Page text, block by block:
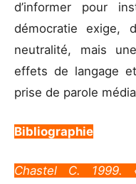
d’informer pour
démocratie exige,
neutralité, mais
effets de langage
prise de parole
Bibliographie
Chastel C. 1999.